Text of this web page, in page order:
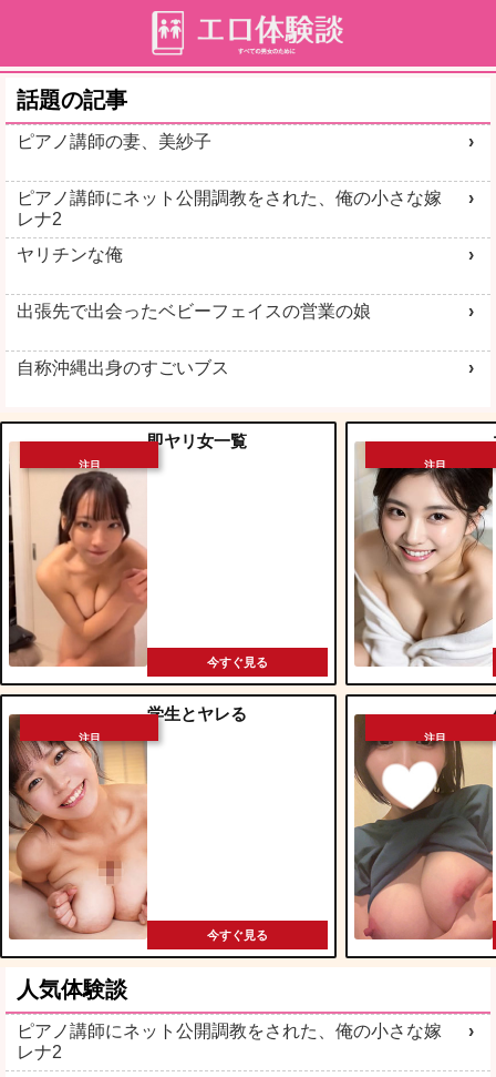
話題の記事
ピアノ講師の妻、美紗子
ピアノ講師にネット公開調教をされた、俺の小さな嫁
レナ2
ヤリチンな俺
出張先で出会ったベビーフェイスの営業の娘
自称沖縄出身のすごいブス
注目
即ヤリ女一覧
今すぐ見る
注目
学生とヤレる
今すぐ見る
注目
注目
人気体験談
ピアノ講師にネット公開調教をされた、俺の小さな嫁
レナ2